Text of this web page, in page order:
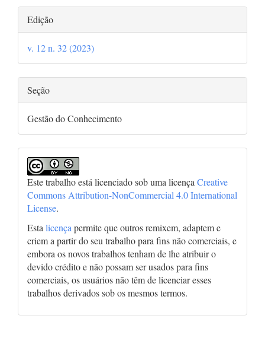
Detalhes
do
artigo
Edição
v. 12 n. 32 (2023)
Seção
Gestão do Conhecimento
Este trabalho está licenciado sob uma licença Creative
Commons Attribution-NonCommercial 4.0 International
License.
Esta licença permite que outros remixem, adaptem e
criem a partir do seu trabalho para fins não comerciais, e
embora os novos trabalhos tenham de lhe atribuir o
devido crédito e não possam ser usados para fins
comerciais, os usuários não têm de licenciar esses
trabalhos derivados sob os mesmos termos.